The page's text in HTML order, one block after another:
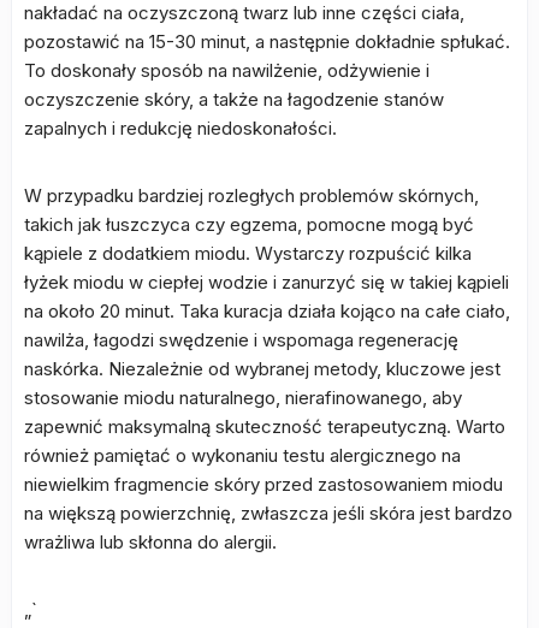
nakładać na oczyszczoną twarz lub inne części ciała,
pozostawić na 15-30 minut, a następnie dokładnie spłukać.
To doskonały sposób na nawilżenie, odżywienie i
oczyszczenie skóry, a także na łagodzenie stanów
zapalnych i redukcję niedoskonałości.
W przypadku bardziej rozległych problemów skórnych,
takich jak łuszczyca czy egzema, pomocne mogą być
kąpiele z dodatkiem miodu. Wystarczy rozpuścić kilka
łyżek miodu w ciepłej wodzie i zanurzyć się w takiej kąpieli
na około 20 minut. Taka kuracja działa kojąco na całe ciało,
nawilża, łagodzi swędzenie i wspomaga regenerację
naskórka. Niezależnie od wybranej metody, kluczowe jest
stosowanie miodu naturalnego, nierafinowanego, aby
zapewnić maksymalną skuteczność terapeutyczną. Warto
również pamiętać o wykonaniu testu alergicznego na
niewielkim fragmencie skóry przed zastosowaniem miodu
na większą powierzchnię, zwłaszcza jeśli skóra jest bardzo
wrażliwa lub skłonna do alergii.
„`